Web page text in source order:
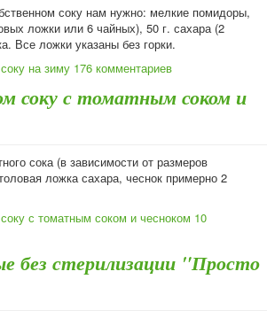
соку нам нужно: мелкие помидоры,
ложки или 6 чайных), 50 г. сахара (2
Все ложки указаны без горки.
на зиму 176 комментариев
соку с томатным соком и
сока (в зависимости от размеров
ложка сахара, чеснок примерно 2
с томатным соком и чесноком 10
без стерилизации "Просто